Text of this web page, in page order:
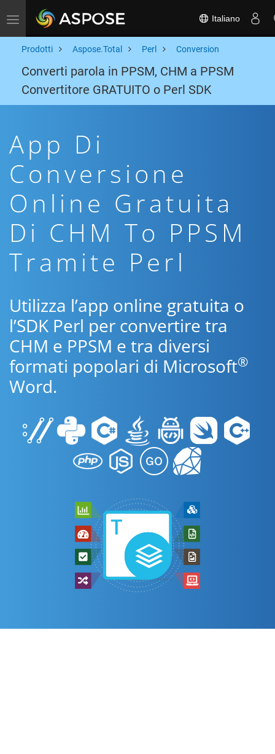
Toggle navigation Italiano
Prodotti Aspose.Total Perl Conversion
Converti parola in PPSM, CHM a PPSM
Convertitore GRATUITO o Perl SDK
App Di
Conversione
Online Gratuita
Di CHM To PPSM
Tramite Perl
Utilizza l’app online gratuita o
l’SDK Perl per convertire tra
CHM e PPSM e tra diversi
formati popolari di Microsoft®
Word.